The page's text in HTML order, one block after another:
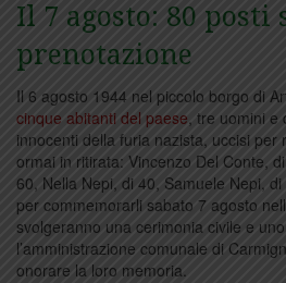
Il 7 agosto: 80 posti
prenotazione
Il 6 agosto 1944 nel piccolo borgo di
cinque abitanti del paese, tre uomini e
innocenti della furia nazista, uccisi per
ormai in ritirata: Vincenzo Del Conte,
60, Nella Nepi, di 40, Samuele Nepi,
per commemorarli sabato 7 agosto
svolgeranno una cerimonia civile e
l’amministrazione comunale di
onorare la loro memoria.